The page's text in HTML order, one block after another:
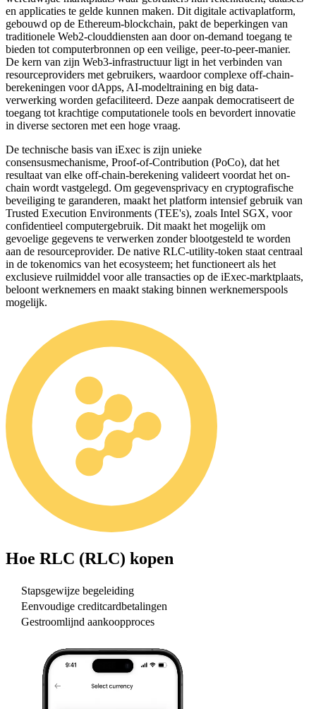
en applicaties te gelde kunnen maken. Dit digitale activaplatform,
gebouwd op de Ethereum-blockchain, pakt de beperkingen van
traditionele Web2-clouddiensten aan door on-demand toegang te
bieden tot computerbronnen op een veilige, peer-to-peer-manier.
De kern van zijn Web3-infrastructuur ligt in het verbinden van
resourceproviders met gebruikers, waardoor complexe off-chain-
berekeningen voor dApps, AI-modeltraining en big data-
verwerking worden gefaciliteerd. Deze aanpak democratiseert de
toegang tot krachtige computationele tools en bevordert innovatie
in diverse sectoren met een hoge vraag.
De technische basis van iExec is zijn unieke
consensusmechanisme, Proof-of-Contribution (PoCo), dat het
resultaat van elke off-chain-berekening valideert voordat het on-
chain wordt vastgelegd. Om gegevensprivacy en cryptografische
beveiliging te garanderen, maakt het platform intensief gebruik van
Trusted Execution Environments (TEE's), zoals Intel SGX, voor
confidentieel computergebruik. Dit maakt het mogelijk om
gevoelige gegevens te verwerken zonder blootgesteld te worden
aan de resourceprovider. De native RLC-utility-token staat centraal
in de tokenomics van het ecosysteem; het functioneert als het
exclusieve ruilmiddel voor alle transacties op de iExec-marktplaats,
beloont werknemers en maakt staking binnen werknemerspools
mogelijk.
Hoe RLC (RLC) kopen
Stapsgewijze begeleiding
Eenvoudige creditcardbetalingen
Gestroomlijnd aankoopproces